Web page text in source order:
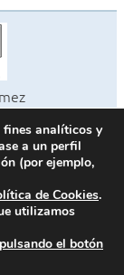
-
fines analíticos y
a un perfil
(por ejemplo,
de Cookies.
utilizamos
el botón